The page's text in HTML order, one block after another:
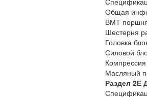
Общая
ВМТ
Шестерня
Головка
Силовой
Масляный
Раздел 2Е